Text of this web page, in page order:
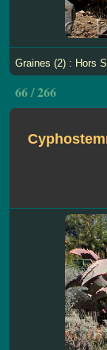
Graines (2) : Hors
66 / 266